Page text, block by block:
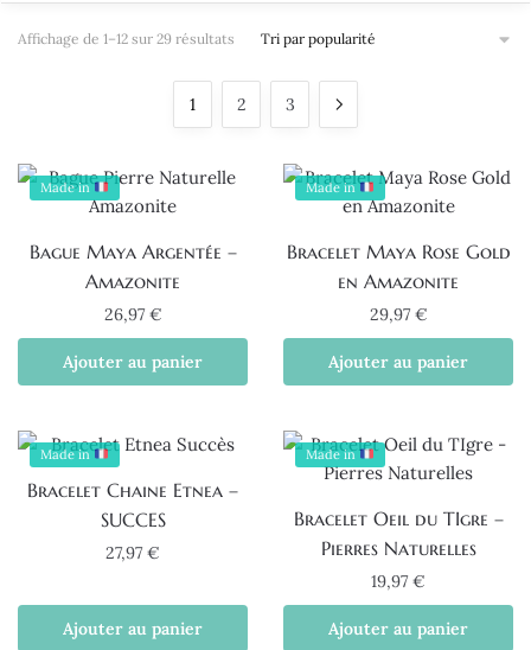
Affichage de 1–12 sur 29 résultats
popularité
1 2 3
Made in
Bague Maya Argentée –
Amazonite
26,97€
Ajouter au panier
Made in
Bracelet Maya Rose Gold
en Amazonite
29,97€
Ajouter au panier
Made in
Bracelet Chaine Etnea –
SUCCES
27,97€
Ajouter au panier
Made in
Bracelet Oeil du TIgre –
Pierres Naturelles
19,97€
Ajouter au panier